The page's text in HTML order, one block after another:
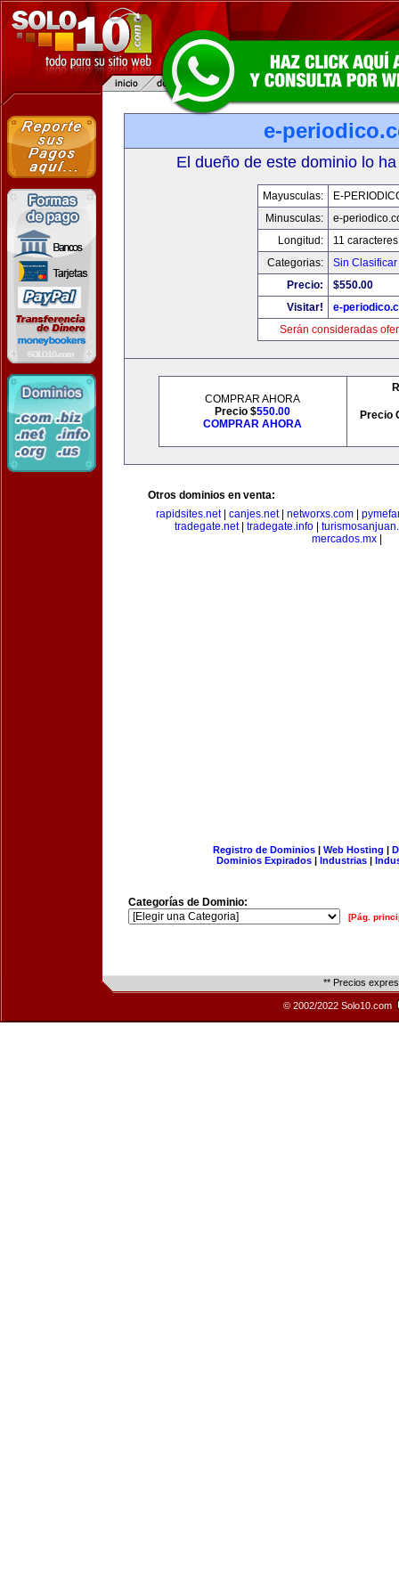
e-
El dueño de este dominio lo
Mayusculas:
E-
Minusculas:
e-
Longitud:
11 caracteres
Categorias:
Sin Clasificar
Precio:
$550.00
Visitar!
e-
Serán consideradas
COMPRAR AHORA
Precio $550.00
COMPRAR AHORA
Precio
Otros dominios en venta:
rapidsites.net| canjes.net| networxs.com|
tradegate.net| tradegate.info
mercados.mx|
Registro de Dominios| Web Hosting |
Dominios Expirados | Industrias |
Categorías de Dominio:
[Pág.
** Precios
© 2002/2022 Solo10.com